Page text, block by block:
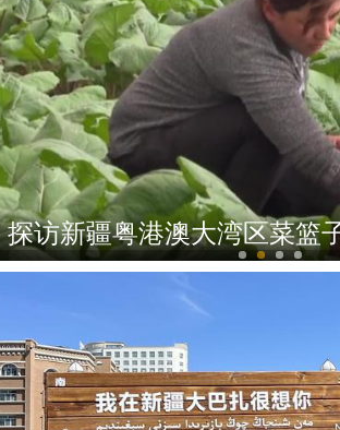
探访新疆粤港澳大湾区菜篮